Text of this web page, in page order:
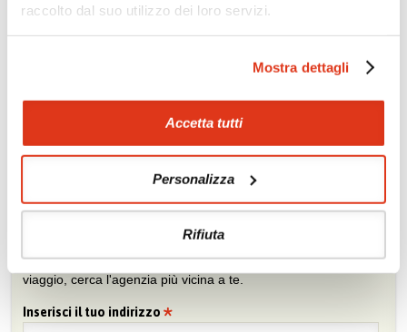
raccolto dal suo utilizzo dei loro servizi.
Mostra dettagli
Accetta tutti
Personalizza
Rifiuta
Sei viaggiatore/trice che non trova un’agenzia vicina o sei
agente e vuoi collaborare con noi?
Chiedi un preventivo
Trova l'agenzia più vicina
Sei interessato ai nostri tour? Fatti consigliare da un agente di
viaggio, cerca l'agenzia più vicina a te.
Inserisci il tuo indirizzo